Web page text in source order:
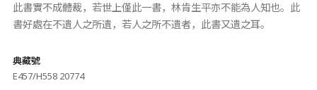
此書實不成體裁，若世上僅此一書，林肯生平亦不能為人知也。此
書好處在不遺人之所遺，若人之所不遺者，此書又遺之耳。
典藏號
E457/H558 20774